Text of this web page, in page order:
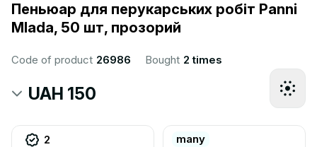
Пеньюар для перукарських робіт Panni
Mlada, 50 шт, прозорий
Code of product 26986 Bought 2 times
UAH 150
2
many